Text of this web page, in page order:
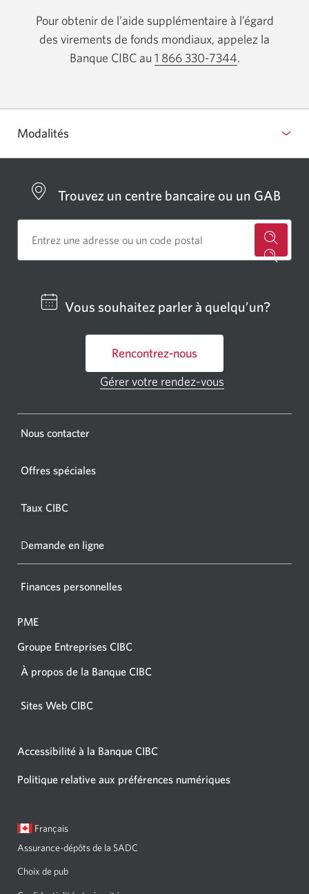
Pour obtenir de l’aide supplémentaire à l’égard
des virements de fonds mondiaux, appelez la
Banque CIBC au 1 866 330-7344Votre
.
Modalités
Trouvez un centre bancaire ou un GAB
centre
Une
Vous souhaitez parler à quelqu’un?
Rencontrez-nous
Une
fenêtre
Gérer votre rendez-vous
Nous contacter
Offres spéciales
Taux CIBC
Demande en ligne
Finances personnelles
PME
Groupe Entreprises CIBC
À propos de la Banque CIBC
Sites Web CIBC
Accessibilité à la Banque CIBC
Politique relative aux préférences numériques
Langue
Français
de
Assurance-dépôts de la SADC
Choix de pub